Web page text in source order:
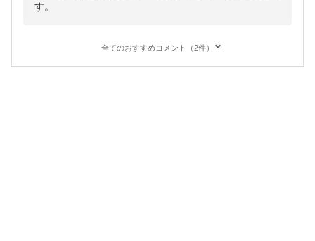
す。
全てのおすすめコメント（2件）